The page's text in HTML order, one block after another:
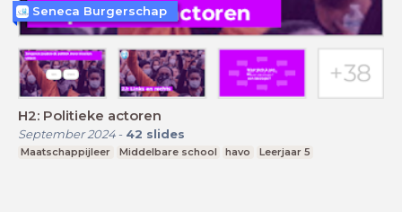
H2: Politieke actoren
September 2024- 42 slides
Maatschappijleer Middelbare school havo Leerjaar 5
Seneca Burgerschap